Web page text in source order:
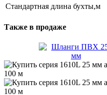
Стандартная длина бухты,м
Также в продаже